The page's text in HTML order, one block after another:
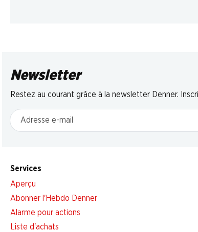
Newsletter
Restez au courant grâce à la newsletter Denner.
Adresse e-mail
Services
Aperçu
Abonner l'Hebdo Denner
Alarme pour actions
Liste d'achats